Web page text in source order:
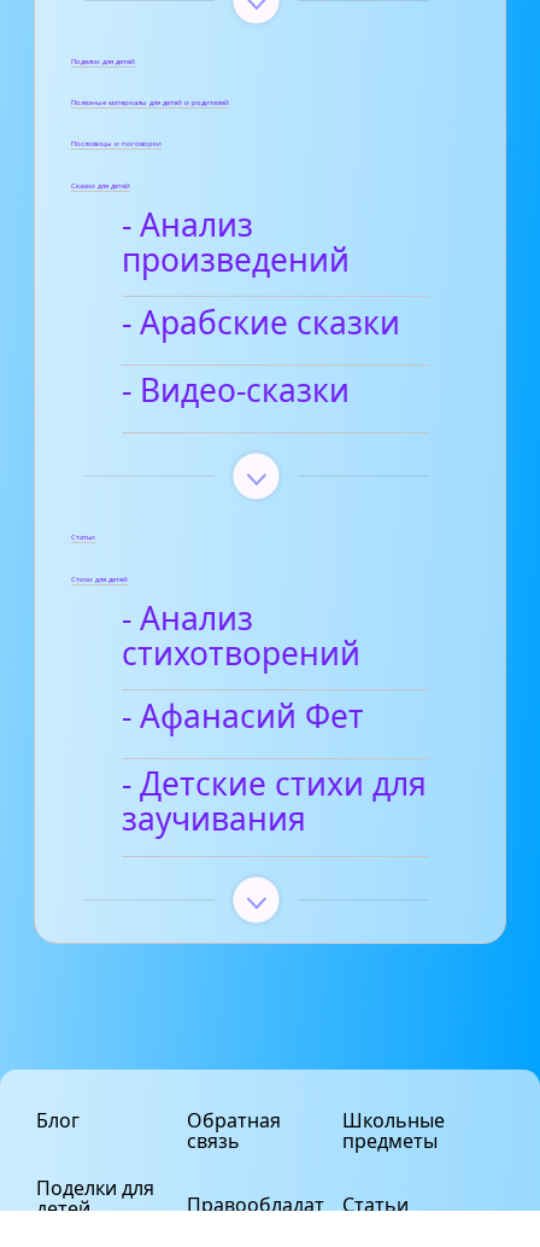
Поделки для детей
Полезные материалы для детей и родителей
Пословицы и поговорки
Сказки для детей
- Анализ
произведений
- Арабские сказки
- Видео-сказки
Статьи
Стихи для детей
- Анализ
стихотворений
- Афанасий Фет
- Детские стихи для
заучивания
Блог
Поделки для
детей
Обратная
связь
Правообладат
Школьные
предметы
Статьи